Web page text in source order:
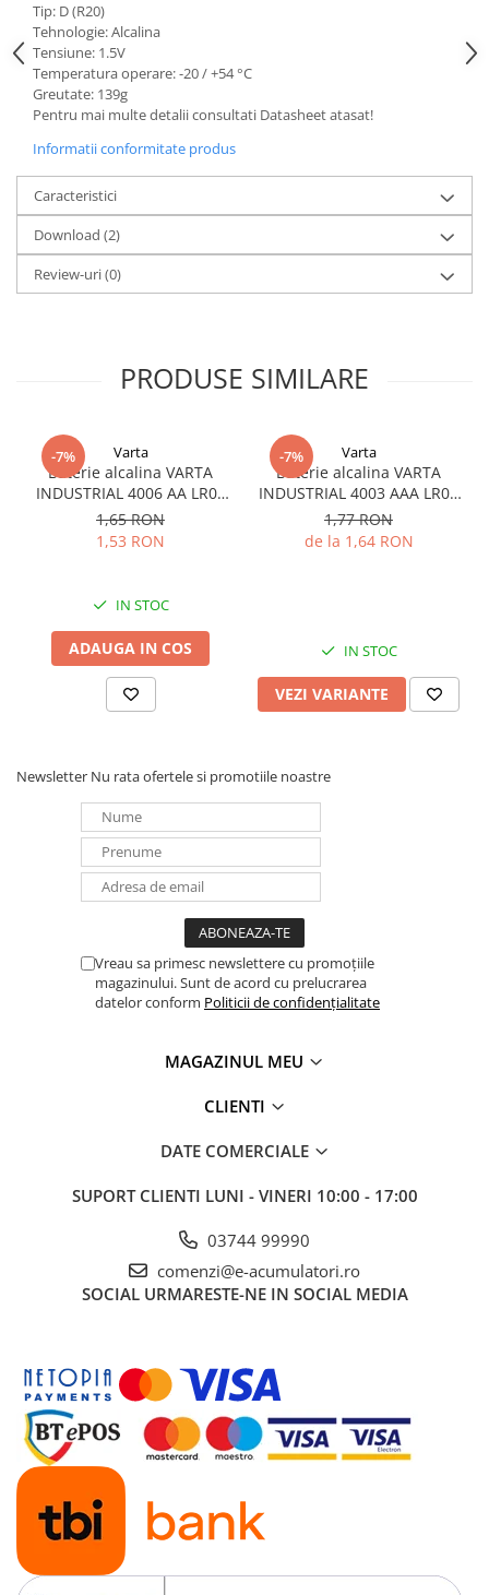
Tip: D (R20)
Tehnologie: Alcalina
Tensiune: 1.5V
Temperatura operare: -20 / +54 °C
Greutate: 139g
Pentru mai multe detalii consultati Datasheet atasat!
Informatii conformitate produs
Caracteristici
Download (2)
Review-uri(0)
PRODUSE SIMILARE
-7% Varta
Baterie alcalina VARTA
INDUSTRIAL 4006 AA LR06
1.5V bulk
1,65 RON
1,53 RON
IN STOC
ADAUGA IN COS
-7% Varta
Baterie alcalina VARTA
INDUSTRIAL 4003 AAA LR03
1.5V
1,77 RON
de la 1,64 RON
IN STOC
VEZI VARIANTE
Newsletter Nu rata ofertele si promotiile noastre
Vreau sa primesc newslettere cu promoțiile
magazinului. Sunt de acord cu prelucrarea
datelor conform Politicii de confidențialitate
MAGAZINUL MEU
CLIENTI
DATE COMERCIALE
SUPORT CLIENTI LUNI - VINERI 10:00 - 17:00
03744 99990
comenzi@e-acumulatori.ro
SOCIAL URMARESTE-NE IN SOCIAL MEDIA